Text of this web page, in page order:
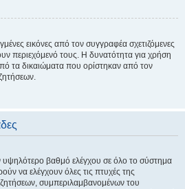
εικόνες από τον συγγραφέα σχετιζόμενες
περιεχόμενό τους. Η δυνατότητα για χρήση
τα δικαιώματα που ορίστηκαν από τον
υψηλότερο βαθμό ελέγχου σε όλο το σύστημα
να ελέγχουν όλες τις πτυχές της
συμπεριλαμβανομένων του